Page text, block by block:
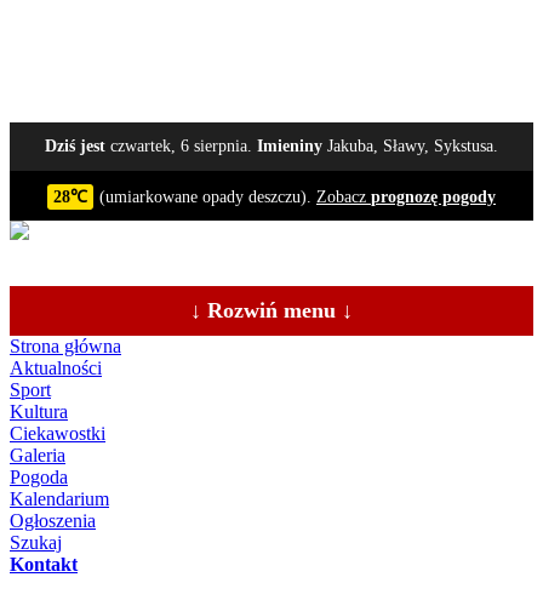
Dziś jestczwartek, 6 sierpnia. ImieninyJakuba, Sławy, Sykstusa.
28℃ (umiarkowane opady deszczu). Zobacz prognozę pogody
↓ Rozwiń menu ↓
Strona główna
Aktualności
Sport
Kultura
Ciekawostki
Galeria
Pogoda
Kalendarium
Ogłoszenia
Szukaj
Kontakt